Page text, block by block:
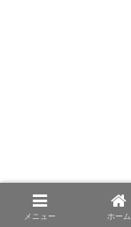
メニュー ホーム